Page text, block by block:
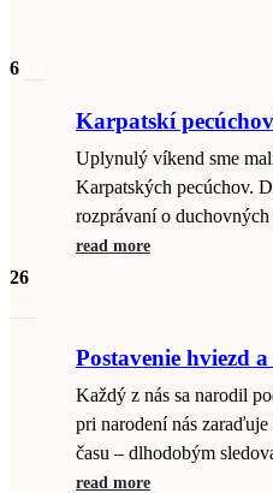
6
Karpatskí
Uplynulý víkend sme
Karpatských pecúchov.
rozprávaní o
read more
26
Postavenie hviezd
Každý z nás sa narodil
pri narodení nás
času – dlhodobým
read more